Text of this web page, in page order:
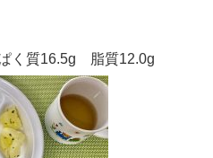
く質16.5g 脂質12.0g